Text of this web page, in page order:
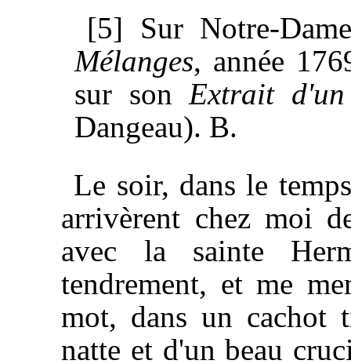
[5] Sur Notre-
Mélanges, année
sur sonExtrait
Dangeau). B.
Le soir, dans le
arrivèrent chez moi
avec la sainte
tendrement, et me
mot, dans un cachot
natte et d'un beau